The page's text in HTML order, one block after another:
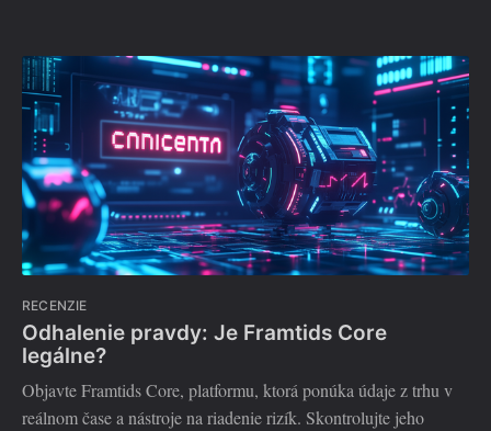
RECENZIE
Odhalenie pravdy: Je Framtids Core
legálne?
Objavte Framtids Core, platformu, ktorá ponúka údaje z trhu v
reálnom čase a nástroje na riadenie rizík. Skontrolujte jeho